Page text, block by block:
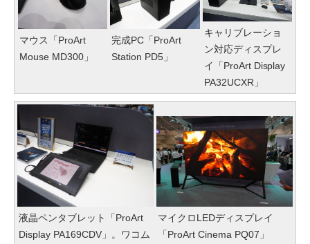
マウス「ProArt
Mouse MD300」
完成PC「ProArt
Station PD5」
キャリブレーショ
ン対応ディスプレ
イ「ProArt Display
PA32UCXR」
液晶ペンタブレット「ProArt
Display PA169CDV」。ワコム
マイクロLEDディスプレイ
「ProArt Cinema PQ07」